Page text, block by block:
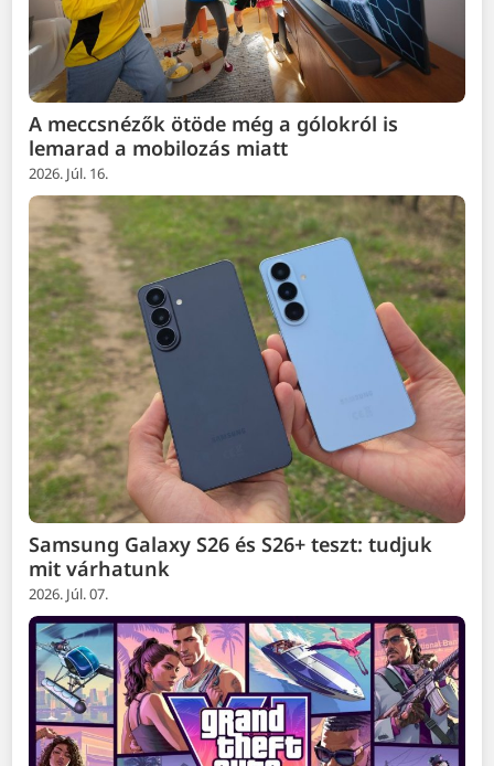
A meccsnézők ötöde még a gólokról is
lemarad a mobilozás miatt
2026. Júl. 16.
Samsung Galaxy S26 és S26+ teszt: tudjuk
mit várhatunk
2026. Júl. 07.